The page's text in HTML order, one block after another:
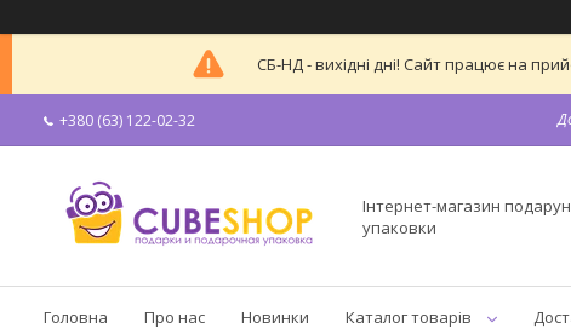
СБ-НД - вихідні дні! Сайт працює на
+380 (63) 122-02-32
Інтернет-магазин
упаковки
Головна Про нас Новинки Каталог товарів